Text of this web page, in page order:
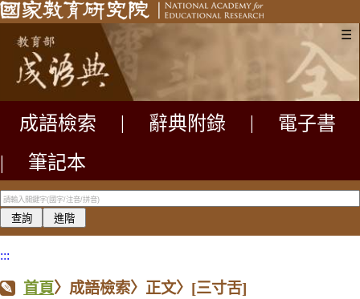
☰
成語檢索 辭典附錄
電子書
|
筆記本
:::
首頁〉成語檢索〉正文〉 [三寸舌]